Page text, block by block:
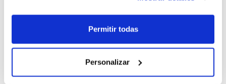
Permitir todas
Personalizar
consecutius dels lucentins els van
permetre anar-se'n al descans 6 a dalt.
Després del pas per vestuaris, tots dos